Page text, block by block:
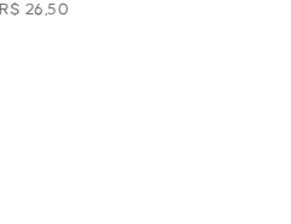
26,50